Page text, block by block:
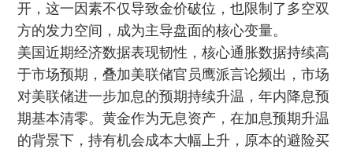
开，这一因素不仅导致金价破位，也限制了多空双
方的发力空间，成为主导盘面的核心变量。
美国近期经济数据表现韧性，核心通胀数据持续高
于市场预期，叠加美联储官员鹰派言论频出，市场
对美联储进一步加息的预期持续升温，年内降息预
期基本清零。黄金作为无息资产，在加息预期升温
的背景下，持有机会成本大幅上升，原本的避险买